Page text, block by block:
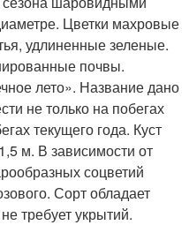
Цветки махровые
удлиненные зеленые.
почвы.
лето». Название дано
не только на побегах
текущего года. Куст
м. В зависимости от
соцветий
Сорт обладает
требует укрытий.